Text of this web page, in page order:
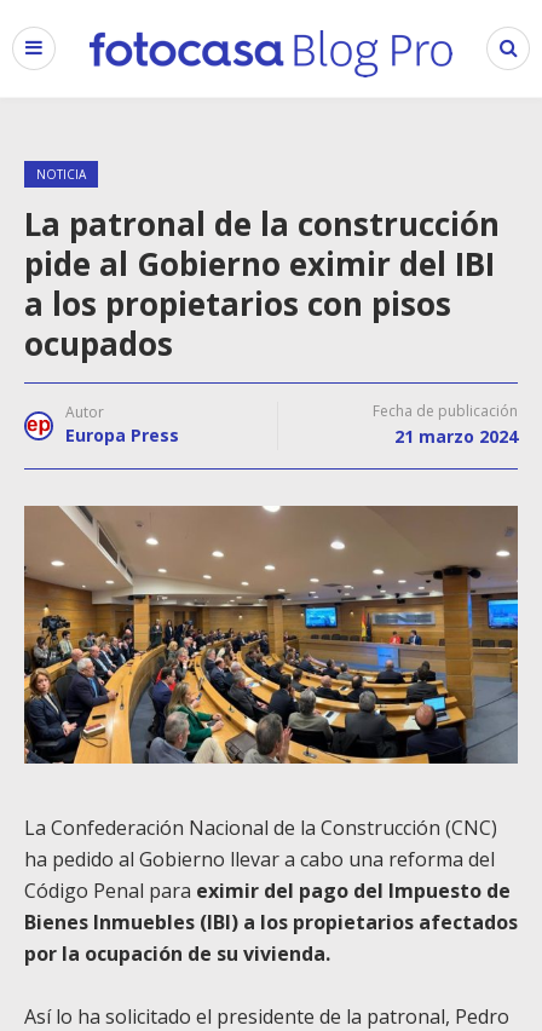
NOTICIA
La patronal de la construcción
pide al Gobierno eximir del IBI
a los propietarios con pisos
ocupados
Autor
Europa Press
Fecha de publicación
21 marzo 2024
La Confederación Nacional de la Construcción (CNC)
ha pedido al Gobierno llevar a cabo una reforma del
Código Penal para eximir del pago del Impuesto de
Bienes Inmuebles (IBI) a los propietarios afectados
por la ocupación de su vivienda.
Así lo ha solicitado el presidente de la patronal, Pedro